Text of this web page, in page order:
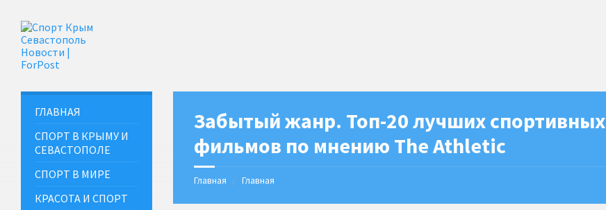
Забытый жанр. Топ-20 лучших спортивных
фильмов по мнению The Athletic
Главная Главная
ГЛАВНАЯ
СПОРТ В КРЫМУ И
СЕВАСТОПОЛЕ
СПОРТ В МИРЕ
КРАСОТА И СПОРТ